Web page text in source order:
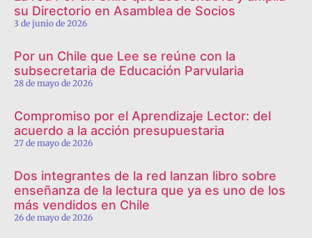
su Directorio en Asamblea de Socios
3 de junio de 2026
Por un Chile que Lee se reúne con la
subsecretaria de Educación Parvularia
28 de mayo de 2026
Compromiso por el Aprendizaje Lector: del
acuerdo a la acción presupuestaria
27 de mayo de 2026
Dos integrantes de la red lanzan libro sobre
enseñanza de la lectura que ya es uno de los
más vendidos en Chile
26 de mayo de 2026